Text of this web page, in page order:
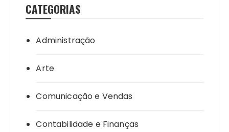
CATEGORIAS
Administração
Arte
Comunicação e Vendas
Contabilidade e Finanças